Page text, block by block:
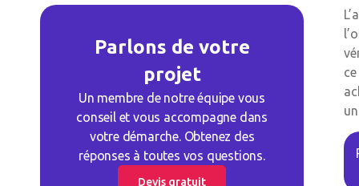
Parlons de votre
projet
Un membre de notre équipe vous
conseil et vous accompagne dans
votre démarche. Obtenez des
réponses à toutes vos questions.
Devis gratuit